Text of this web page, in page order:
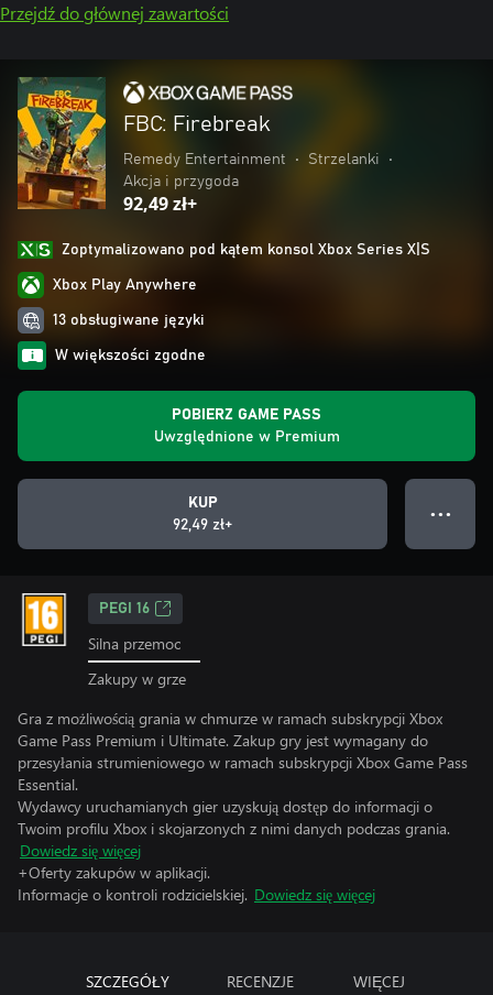
Przejdź do głównej zawartości
FBC: Firebreak
Remedy Entertainment • Strzelanki
•
Akcja i przygoda
92,49 zł+
Zoptymalizowano pod kątem konsol Xbox Series X|S
Xbox Play Anywhere
13 obsługiwane języki
W większości zgodne
POBIERZ GAME PASS
Uwzględnione w Premium
KUP
92,49 zł+
● ● ●
PEGI 16
Silna przemoc
Zakupy w grze
Gra z możliwością grania w chmurze w ramach subskrypcji Xbox
Game Pass Premium i Ultimate. Zakup gry jest wymagany do
przesyłania strumieniowego w ramach subskrypcji Xbox Game Pass
Essential.
Wydawcy uruchamianych gier uzyskują dostęp do informacji o
Twoim profilu Xbox i skojarzonych z nimi danych podczas grania.
Dowiedz się więcej
+Oferty zakupów w aplikacji.
Informacje o kontroli rodzicielskiej. Dowiedz się więcej
SZCZEGÓŁY RECENZJE WIĘCEJ